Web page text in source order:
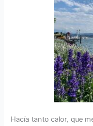
Hacía tanto calor, que